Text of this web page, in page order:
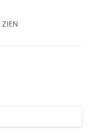
ZIEN